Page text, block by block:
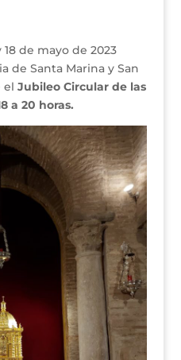
18 de mayo de 2023
de Santa Marina y San
el Jubileo Circular de las
a 20 horas.